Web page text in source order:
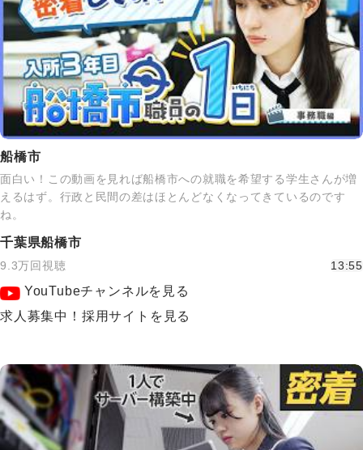
船橋市
面白い！この動画を見れば船橋市への就職を希望する学生さんが増
えるはず。行政と民間の差はほとんどなくなってきているのです
ね。
千葉県船橋市
9.3万回視聴 13:55
YouTubeチャンネルを見る
求人募集中！採用サイトを見る